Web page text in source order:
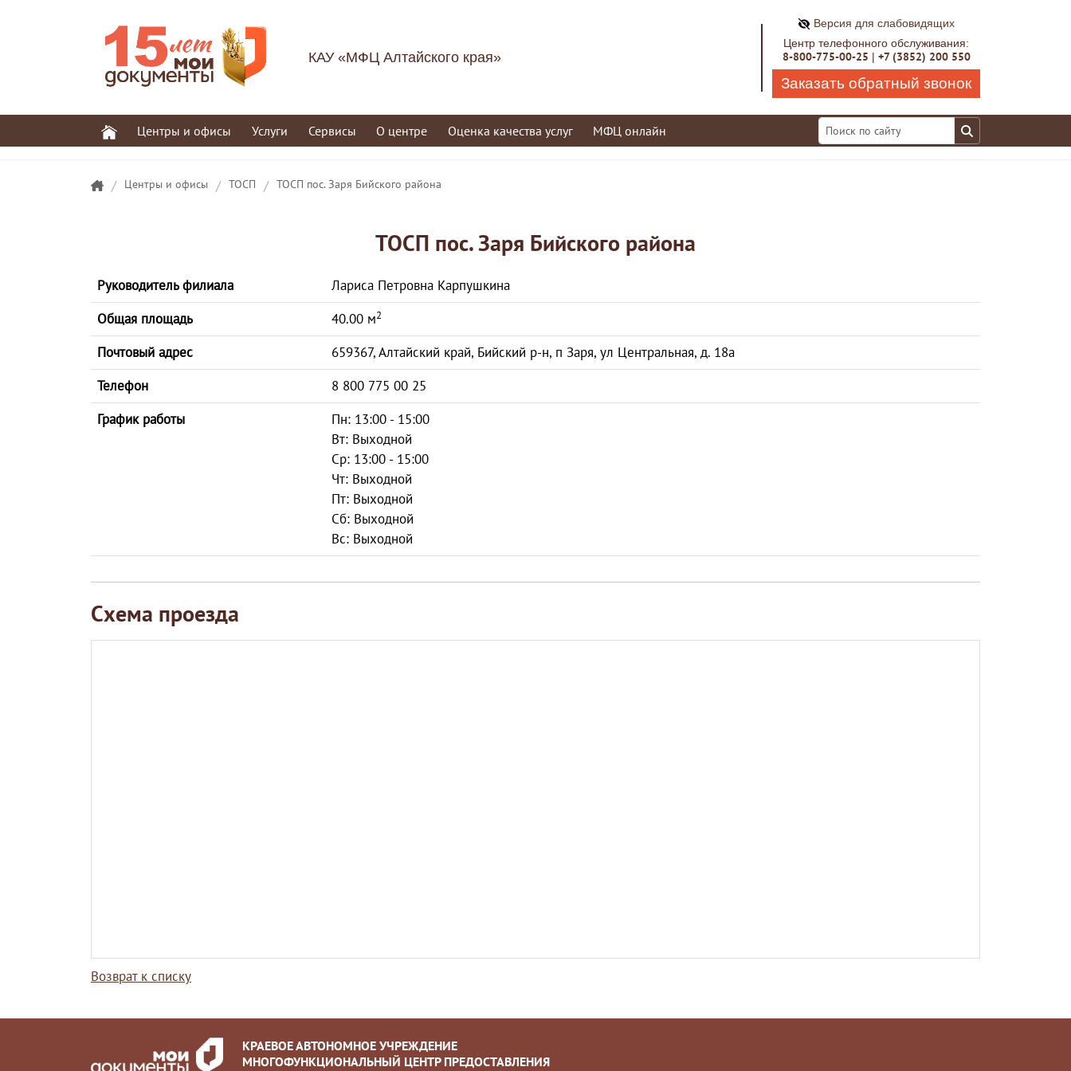
КАУ «МФЦ Алтайского края»
Версия для слабовидящих
Центр телефонного обслуживания:
8-800-775-00-25 | +7 (3852) 200 550
Заказать обратный звонок
Центры и офисы Услуги Сервисы О центре Оценка качества услуг МФЦ онлайн
/ Центры и офисы / ТОСП / ТОСП пос. Заря Бийского района
ТОСП пос. Заря Бийского района
Руководитель филиала
Лариса Петровна Карпушкина
Общая площадь
40.00 м2
Почтовый адрес
659367, Алтайский край, Бийский р-н, п Заря, ул Центральная, д. 18а
Телефон
8 800 775 00 25
График работы
Пн: 13:00 - 15:00
Вт: Выходной
Ср: 13:00 - 15:00
Чт: Выходной
Пт: Выходной
Сб: Выходной
Вс: Выходной
Схема проезда
Возврат к списку
КРАЕВОЕ АВТОНОМНОЕ УЧРЕЖДЕНИЕ
МНОГОФУНКЦИОНАЛЬНЫЙ ЦЕНТР ПРЕДОСТАВЛЕНИЯ